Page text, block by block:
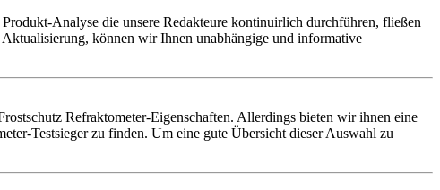
Analyse die unsere Redakteure kontinuirlich durchführen, fließen
können wir Ihnen unabhängige und informative
Refraktometer-Eigenschaften. Allerdings bieten wir ihnen eine
Testsieger zu finden. Um eine gute Übersicht dieser Auswahl zu